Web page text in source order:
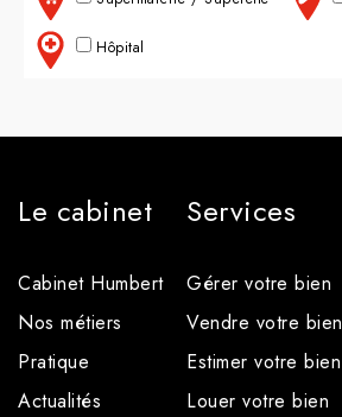
Hôpital
Le cabinet
Cabinet Humbert
Nos métiers
Pratique
Actualités
Services
Gérer votre bien
Vendre votre bien
Estimer votre bien
Louer votre bien